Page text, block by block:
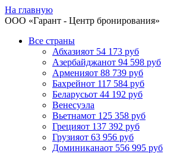
На главную
ООО «Гарант - Центр бронирования»
Все страны
Абхазияот 54 173 руб
Азербайджанот 94 598 руб
Арменияот 88 739 руб
Бахрейнот 117 584 руб
Беларусьот 44 192 руб
Венесуэла
Вьетнамот 125 358 руб
Грецияот 137 392 руб
Грузияот 63 956 руб
Доминиканаот 556 995 руб